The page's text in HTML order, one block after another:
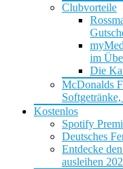
Clubvorteile
im
Die
McDonalds
Kostenlos
Spotify
Deutsches
Entdecke
ausleihen